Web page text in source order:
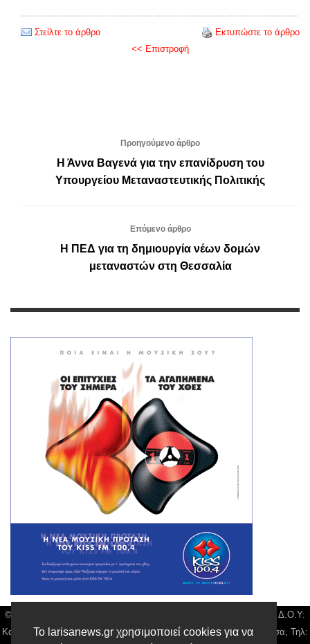
Το larisanews.gr χρησιμοποιεί cookies για να
Στείλτε το άρθρο
Εκτυπώστε το άρθρο
<< Επιστροφή
Προηγούμενο άρθρο
Η Άννα Βαγενά για την επανίδρυση του
Υπουργείου Μεταναστευτικής Πολιτικής
Επόμενο άρθρο
Η ΠΕΔ για τη δημιουργία νέων δομών
μεταναστών στη Θεσσαλία
© Larisa News | Διακριτικός Τίτλος: Orion Media, ΑΦΜ: 043750542, Δ.Ο.Υ:
Καρδίτσας, Υπο/μα Λάρισας, Δ/νση: Φαρμακίδου 36 τ.κ 41222 Λάρισα, Τηλ: